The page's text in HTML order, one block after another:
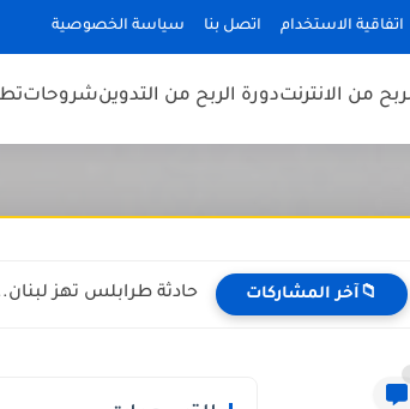
اتفاقية الاستخدام اتصل بنا سياسة الخصوصية
من الانترنتدورة الربح من التدوينشروحات
📁آخر المشاركات